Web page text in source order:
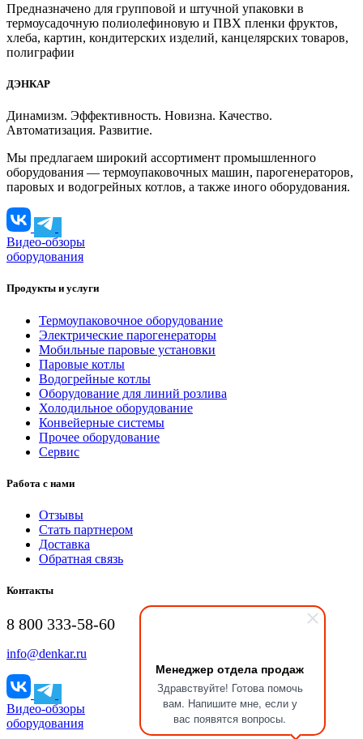
Менеджер отдела продаж
Здравствуйте! Готова помочь
вам. Напишите мне, если у
вас появятся вопросы.
Предназначено для групповой и штучной упаковки в
термоусадочную полиолефиновую и ПВХ пленки фруктов,
хлеба, картин, кондитерских изделий, канцелярских товаров,
полиграфии
ДЭНКАР
Динамизм. Эффективность. Новизна. Качество.
Автоматизация. Развитие.
Мы предлагаем широкий ассортимент промышленного
оборудования — термоупаковочных машин, парогенераторов,
паровых и водогрейных котлов, а также иного оборудования.
Видео-обзоры
оборудования
Продукты и услуги
Термоупаковочное оборудование
Электрические парогенераторы
Мобильные паровые установки
Паровые котлы
Водогрейные котлы
Оборудование для линий розлива
Холодильное оборудование
Конвейерные системы
Прочее оборудование
Сервис
Работа с нами
Отзывы
Стать партнером
Доставка
Обратная связь
Контакты
8 800 333-58-60
info@denkar.ru
Видео-обзоры
оборудования